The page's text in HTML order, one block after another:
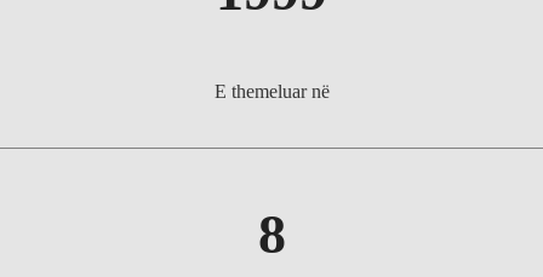
E themeluar në
8